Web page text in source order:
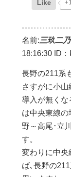
Like
名前: 三玖二乃
18:16:30 ID
長野の211系
さすがに小
導入が無くな
は中央東線
野～高尾･立
す。
変わりに中
ば､長野の